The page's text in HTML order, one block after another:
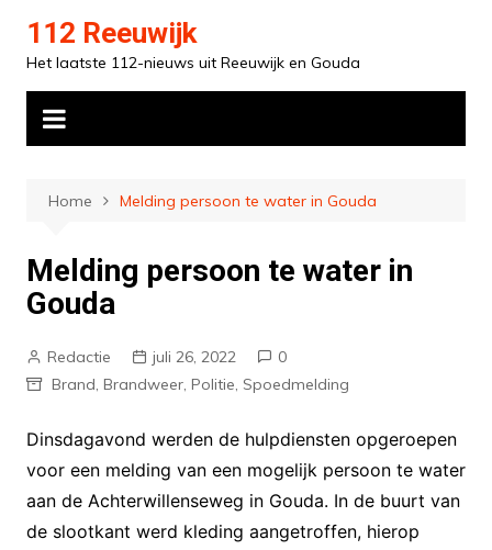
inhoud
112 Reeuwijk
Het laatste 112-nieuws uit Reeuwijk en Gouda
Home Melding persoon te water in Gouda
Melding persoon te water in
Gouda
Redactie juli 26, 2022
0
Brand, Brandweer, Politie, Spoedmelding
Dinsdagavond werden de hulpdiensten opgeroepen
voor een melding van een mogelijk persoon te water
aan de Achterwillenseweg in Gouda. In de buurt van
de slootkant werd kleding aangetroffen, hierop